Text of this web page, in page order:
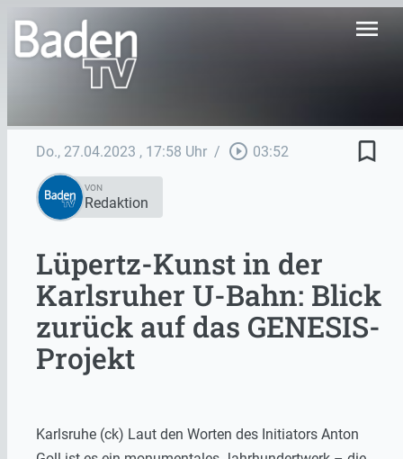
menu
Do., 27.04.2023 , 17:58 Uhr / play_circle_outline 03:52 bookmark_border
VON
Redaktion
Lüpertz-Kunst in der
Karlsruher U-Bahn: Blick
zurück auf das GENESIS-
Projekt
Karlsruhe (ck) Laut den Worten des Initiators Anton